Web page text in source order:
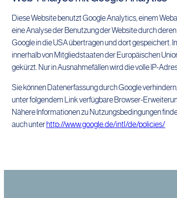
Diese Website benutzt Google Analytics, einem
eine Analyse der Benutzung der Website durch
Google in die USA übertragen und dort gespeichert.
innerhalb von Mitgliedstaaten der Europäischen
gekürzt. Nur in Ausnahmefällen wird die volle IP-
Sie können Datenerfassung durch Google
unter folgendem Link verfügbare Browser-
Nähere Informationen zu Nutzungsbedingungen
auch unterhttp://www.google.de/intl/de/policies/